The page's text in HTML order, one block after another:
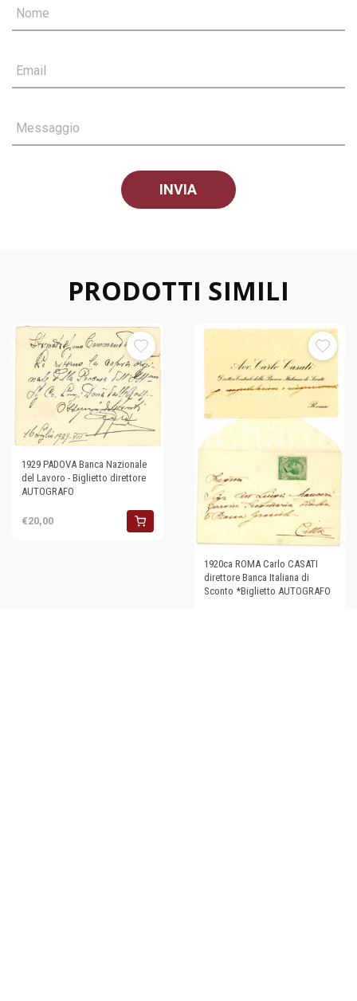
Nome
Email
Messaggio
PRODOTTI SIMILI
1929 PADOVA Banca Nazionale
del Lavoro - Biglietto direttore
AUTOGRAFO
€20,00
1920ca ROMA Carlo CASATI
direttore Banca Italiana di
Sconto *Biglietto AUTOGRAFO